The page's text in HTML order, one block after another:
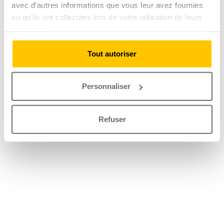
avec d'autres informations que vous leur avez fournies
ou qu'ils ont collectées lors de votre utilisation de leurs
Tout autoriser
Personnaliser
Refuser